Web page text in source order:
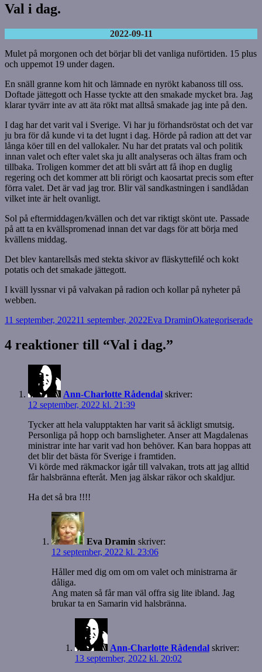
Val i dag.
2022-09-11
Mulet på morgonen och det börjar bli det vanliga nuförtiden. 15 plus
och uppemot 19 under dagen.
En snäll granne kom hit och lämnade en nyrökt kabanoss till oss.
Doftade jättegott och Hasse tyckte att den smakade mycket bra. Jag
klarar tyvärr inte av att äta rökt mat alltså smakade jag inte på den.
I dag har det varit val i Sverige. Vi har ju förhandsröstat och det var
ju bra för då kunde vi ta det lugnt i dag. Hörde på radion att det var
långa köer till en del vallokaler. Nu har det pratats val och politik
innan valet och efter valet ska ju allt analyseras och ältas fram och
tillbaka. Troligen kommer det att bli svårt att få ihop en duglig
regering och det kommer att bli rörigt och kaosartat precis som efter
förra valet. Det är vad jag tror. Blir väl sandkastningen i sandlådan
vilket inte är helt ovanligt.
Sol på eftermiddagen/kvällen och det var riktigt skönt ute. Passade
på att ta en kvällspromenad innan det var dags för att börja med
kvällens middag.
Det blev kantarellsås med stekta skivor av fläskyttefilé och kokt
potatis och det smakade jättegott.
I kväll lyssnar vi på valvakan på radion och kollar på nyheter på
webben.
Postat
11 september, 202211 september, 2022Författare
Eva DraminKategorier
Okategoriserade
4 reaktioner till “Val i dag.”
Ann-Charlotte Rådendal skriver:
12 september, 2022 kl. 21:39
Tycker att hela valupptakten har varit så äckligt smutsig.
Personliga på hopp och barnsligheter. Anser att Magdalenas
ministrar inte har varit vad hon behöver. Kan bara hoppas att
det blir det bästa för Sverige i framtiden.
Vi körde med räkmackor igår till valvakan, trots att jag alltid
får halsbränna efteråt. Men jag älskar räkor och skaldjur.
Ha det så bra !!!!
Eva Dramin skriver:
12 september, 2022 kl. 23:06
Håller med dig om om om valet och ministrarna är
dåliga.
Ang maten så får man väl offra sig lite ibland. Jag
brukar ta en Samarin vid halsbränna.
Ann-Charlotte Rådendal skriver:
13 september, 2022 kl. 20:02